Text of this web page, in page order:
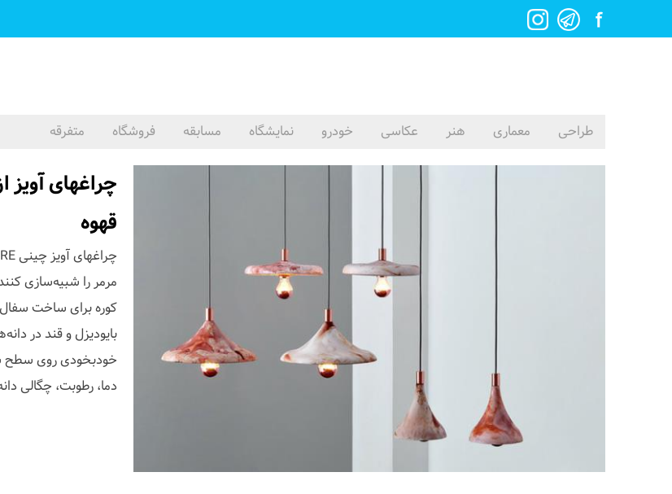
طراحی معماری هنر عکاسی خودرو نمایشگاه مسابقه فروشگاه متفرقه
چراغهای
قهوه
مرمر را شبیه‌سازی
کوره برای ساخت
بایودیزل و قند در
خودبخودی روی سطح
دما، رطوبت، چگالی